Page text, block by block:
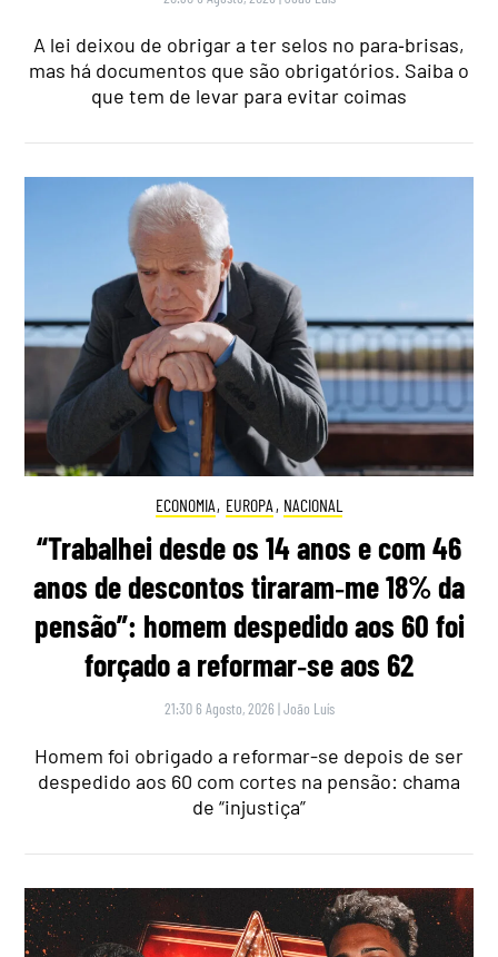
A lei deixou de obrigar a ter selos no para‑brisas,
mas há documentos que são obrigatórios. Saiba o
que tem de levar para evitar coimas
ECONOMIA, EUROPA , NACIONAL
“Trabalhei desde os 14 anos e com 46
anos de descontos tiraram‑me 18% da
pensão”: homem despedido aos 60 foi
forçado a reformar‑se aos 62
21:30 6 Agosto, 2026 |João Luís
Homem foi obrigado a reformar-se depois de ser
despedido aos 60 com cortes na pensão: chama
de “injustiça”